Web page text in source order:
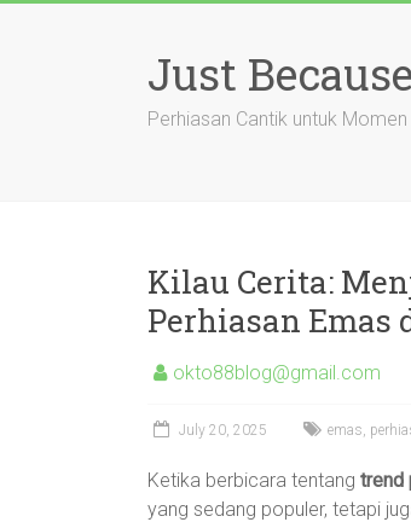
Just
Perhiasan Cantik untuk
Kilau Cerita:
Perhiasan Emas
okto88blog@gmail.com
July 20, 2025 emas,
Ketika berbicara tentang trend
yang sedang populer, tetapi